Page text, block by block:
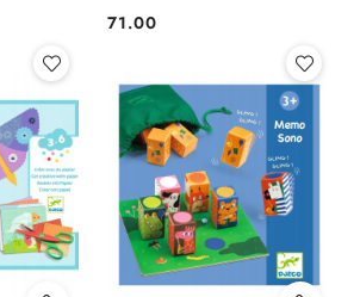
Cena:
71.00